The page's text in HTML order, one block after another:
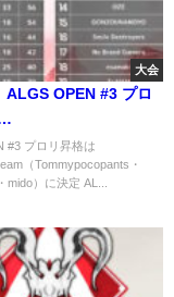
大会
ALGS OPEN #3 プロ
（
・mido）に決定
#3 プロリ昇格は
（Tommypocopants・
mido）に決定 AL...